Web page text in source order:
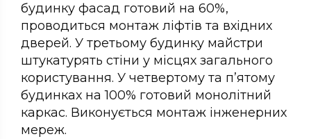
будинку фасад готовий на 60%,
проводиться монтаж ліфтів та вхідних
дверей. У третьому будинку майстри
штукатурять стіни у місцях загального
користування. У четвертому та п’ятому
будинках на 100% готовий монолітний
каркас. Виконується монтаж інженерних
мереж.